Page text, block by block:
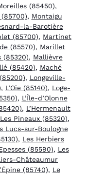
(85450),
, Montaigu
la-Barotière
(85700), Martinet
(85570), Marillet
(85320), Mallièvre
(85420), Maché
, Longeville-
, L’Oie (85140), Loge-
, L’Île-d’Olonne
, L’Hermenault
Les Pineaux (85320),
Lucs-sur-Boulogne
, Les Herbiers
(85590), Les
Châteaumur
(85740), Le